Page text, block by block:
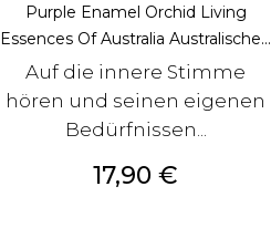
Purple Enamel Orchid Living
Essences Of Australia Australische...
Auf die innere Stimme
hören und seinen eigenen
Bedürfnissen...
Preis
17,90 €